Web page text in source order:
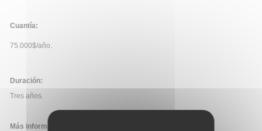
Cuantía:
75.000$/año.
Duración:
Tres años.
Más información: